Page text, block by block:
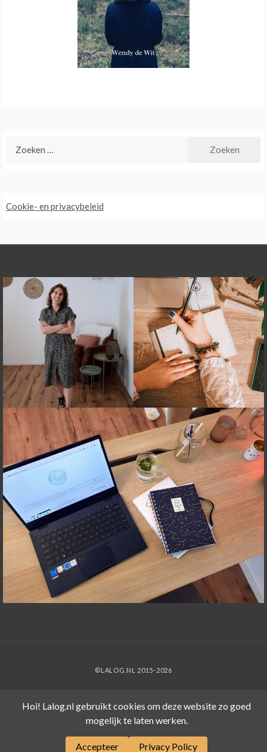
Cookie- en privacybeleid
©LALOG.NL 2015-2026
Hoi! Lalog.nl gebruikt cookies om deze website zo goed
mogelijk te laten werken.
Accepteer Privacy Policy